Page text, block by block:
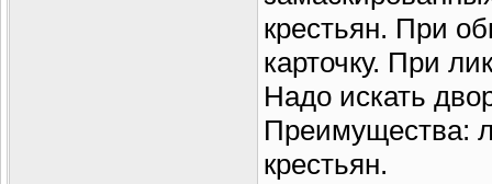
крестьян. При
карточку. При
Надо искать
Преимущества:
крестьян.